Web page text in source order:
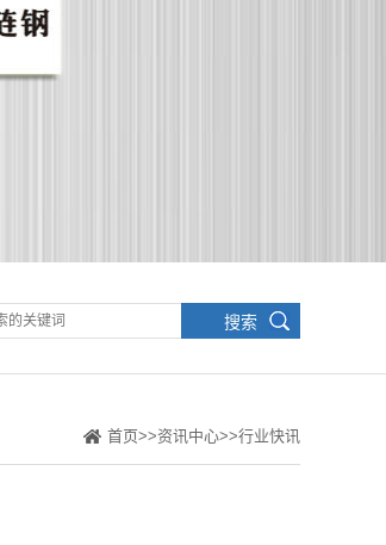
首页>>资讯中心>>行业快讯